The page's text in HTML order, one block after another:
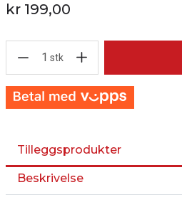
kr 199,00
1 stk
Tilleggsprodukter
Beskrivelse